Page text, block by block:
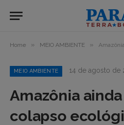
Home » MEIO AMBIENTE » Amazônia ainda
MEIO AMBIENTE 14 de agosto de
Amazônia
colapso